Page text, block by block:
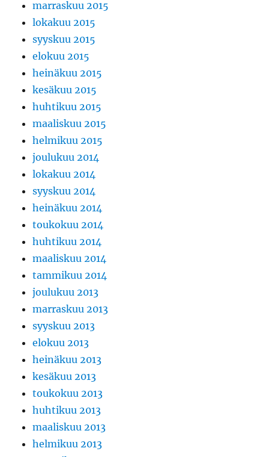
marraskuu 2015
lokakuu 2015
syyskuu 2015
elokuu 2015
heinäkuu 2015
kesäkuu 2015
huhtikuu 2015
maaliskuu 2015
helmikuu 2015
joulukuu 2014
lokakuu 2014
syyskuu 2014
heinäkuu 2014
toukokuu 2014
huhtikuu 2014
maaliskuu 2014
tammikuu 2014
joulukuu 2013
marraskuu 2013
syyskuu 2013
elokuu 2013
heinäkuu 2013
kesäkuu 2013
toukokuu 2013
huhtikuu 2013
maaliskuu 2013
helmikuu 2013